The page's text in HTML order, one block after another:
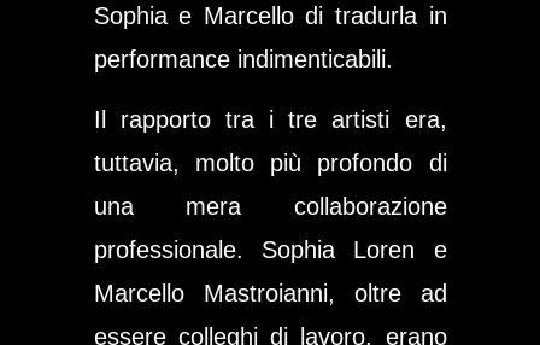
Sophia e Marcello di tradurla in
performance indimenticabili.
Il rapporto tra i tre artisti era,
tuttavia, molto più profondo di
una mera collaborazione
professionale. Sophia Loren e
Marcello Mastroianni, oltre ad
essere colleghi di lavoro, erano